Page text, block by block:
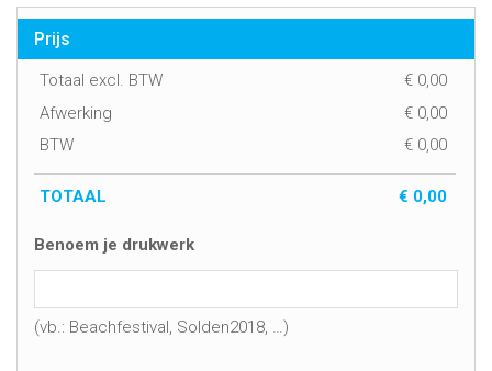
Prijs
Totaal excl. BTW € 0,00
Afwerking
€ 0,00
BTW
€ 0,00
TOTAAL € 0,00
Benoem je drukwerk
(vb.: Beachfestival, Solden2018, …)